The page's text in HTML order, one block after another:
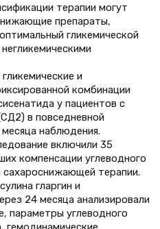
терапии могут
препараты,
гликемической
и
комбинации
у пациентов с
в повседневной
наблюдения.
включили 35
компенсации углеводного
терапии.
гларгин и
24 месяца анализировали
параметры углеводного